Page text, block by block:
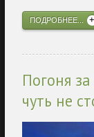
ПОДРОБНЕЕ...
Погоня
чуть не